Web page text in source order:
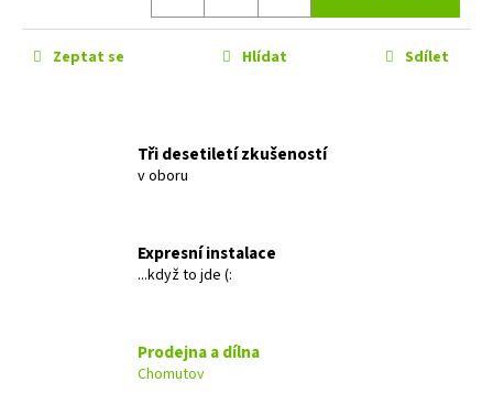
Zeptat se Hlídat Sdílet
Tři desetiletí zkušeností
v oboru
Expresní instalace
...když to jde (:
Prodejna a dílna
Chomutov
m